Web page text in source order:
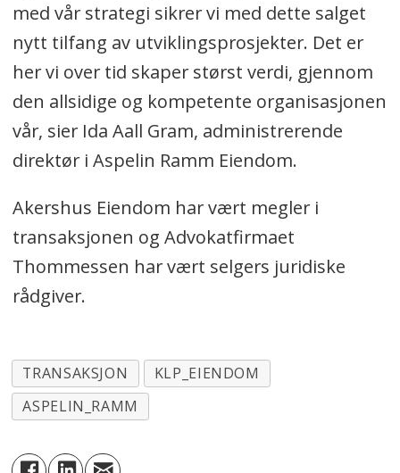
med vår strategi sikrer vi med dette salget
nytt tilfang av utviklingsprosjekter. Det er
her vi over tid skaper størst verdi, gjennom
den allsidige og kompetente organisasjonen
vår, sier Ida Aall Gram, administrerende
direktør i Aspelin Ramm Eiendom.
Akershus Eiendom har vært megler i
transaksjonen og Advokatfirmaet
Thommessen har vært selgers juridiske
rådgiver.
TRANSAKSJON
KLP_EIENDOM
ASPELIN_RAMM